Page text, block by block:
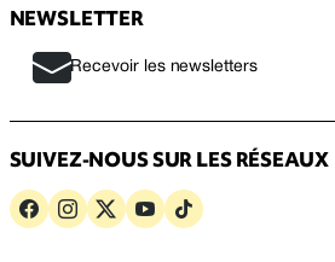
NEWSLETTER
Recevoir les newsletters
SUIVEZ-NOUS SUR LES RÉSEAUX